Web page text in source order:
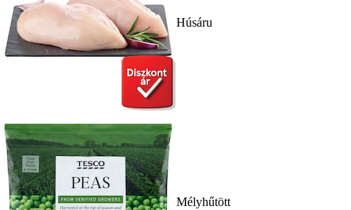
Húsáru
Mélyhűtött